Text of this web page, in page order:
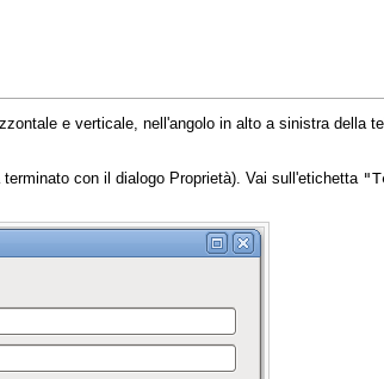
e verticale, nell'angolo in alto a sinistra della
con il dialogo Proprietà). Vai sull'etichetta